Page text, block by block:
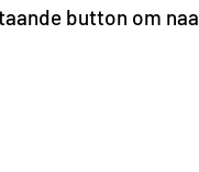
button om